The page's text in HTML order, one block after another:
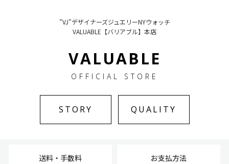
”VJ”デザイナーズジュエリーNYウォッチ
VALUABLE【バリアブル】本店
VALUABLE
OFFICIAL STORE
STORY QUALITY
送料・手数料 お支払方法